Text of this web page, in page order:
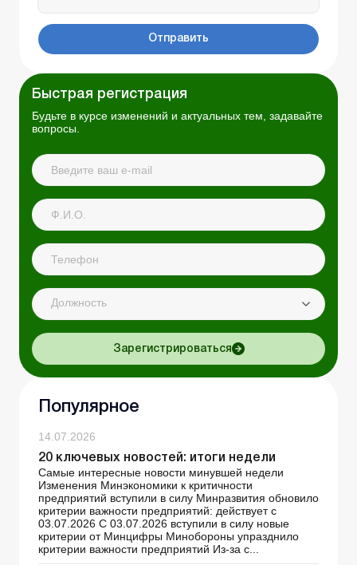
Отправить
Быстрая регистрация
Будьте в курсе изменений и актуальных тем, задавайте
вопросы.
Должность
Зарегистрироваться
Популярное
14.07.2026
20 ключевых новостей: итоги недели
Самые интересные новости минувшей недели
Изменения Минэкономики к критичности
предприятий вступили в силу Минразвития обновило
критерии важности предприятий: действует с
03.07.2026 С 03.07.2026 вступили в силу новые
критерии от Минцифры Минобороны упразднило
критерии важности предприятий Из-за с...